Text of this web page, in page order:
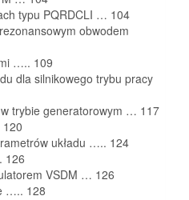
typu PQRDCLI … 104
obwodem
….. 109
dla silnikowego trybu pracy
trybie generatorowym … 117
układu ….. 124
126
VSDM … 126
….. 128